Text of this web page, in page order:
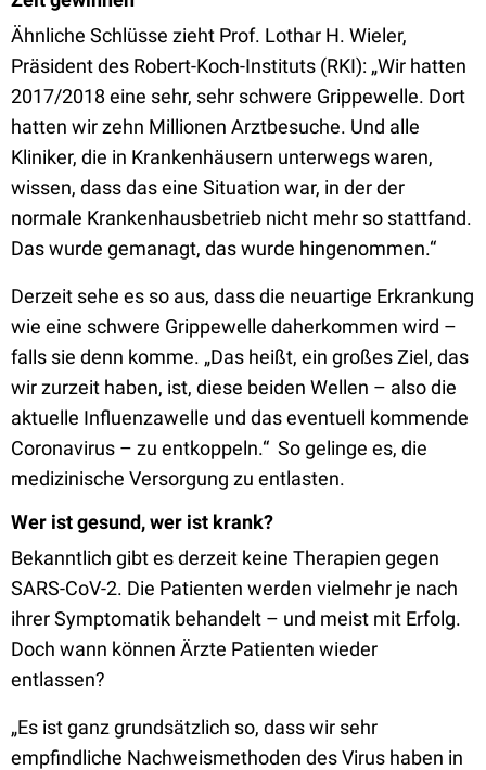
Ähnliche Schlüsse zieht Prof. Lothar H. Wieler,
Präsident des Robert-Koch-Instituts (RKI): „Wir hatten
2017/2018 eine sehr, sehr schwere Grippewelle. Dort
hatten wir zehn Millionen Arztbesuche. Und alle
Kliniker, die in Krankenhäusern unterwegs waren,
wissen, dass das eine Situation war, in der der
normale Krankenhausbetrieb nicht mehr so stattfand.
Das wurde gemanagt, das wurde hingenommen.“
Derzeit sehe es so aus, dass die neuartige Erkrankung
wie eine schwere Grippewelle daherkommen wird –
falls sie denn komme. „Das heißt, ein großes Ziel, das
wir zurzeit haben, ist, diese beiden Wellen – also die
aktuelle Influenzawelle und das eventuell kommende
Coronavirus – zu entkoppeln.“ So gelinge es, die
medizinische Versorgung zu entlasten.
Wer ist gesund, wer ist krank?
Bekanntlich gibt es derzeit keine Therapien gegen
SARS-CoV-2. Die Patienten werden vielmehr je nach
ihrer Symptomatik behandelt – und meist mit Erfolg.
Doch wann können Ärzte Patienten wieder
entlassen?
„Es ist ganz grundsätzlich so, dass wir sehr
empfindliche Nachweismethoden des Virus haben in